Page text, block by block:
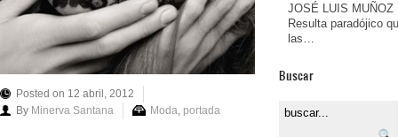
Posted on 12 abril, 2012
By Minerva Santana Moda, portada
JOSÉ LUIS MUÑOZ
Resulta paradójico
las…
Buscar